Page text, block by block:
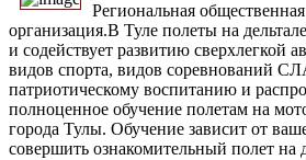
Региональная
организация.В Туле полеты на
и содействует развитию
видов спорта, видов соревнований
патриотическому воспитанию и
полноценное обучение полетам на
города Тулы. Обучение зависит от
совершить ознакомительный полет на